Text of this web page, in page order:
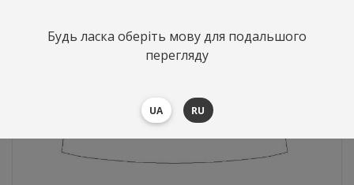
Будь ласка оберіть мову для подальшого
перегляду
UA RU